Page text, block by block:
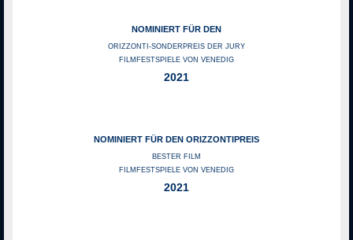
NOMINIERT FÜR DEN
ORIZZONTI-SONDERPREIS DER JURY
FILMFESTSPIELE VON VENEDIG
2021
NOMINIERT FÜR DEN ORIZZONTIPREIS
BESTER FILM
FILMFESTSPIELE VON VENEDIG
2021